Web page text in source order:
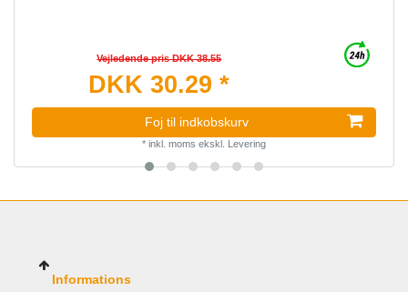
Vejledende pris DKK 38.55
DKK 30.29 *
Foj til indkobskurv
* inkl. moms ekskl. Levering
Informations